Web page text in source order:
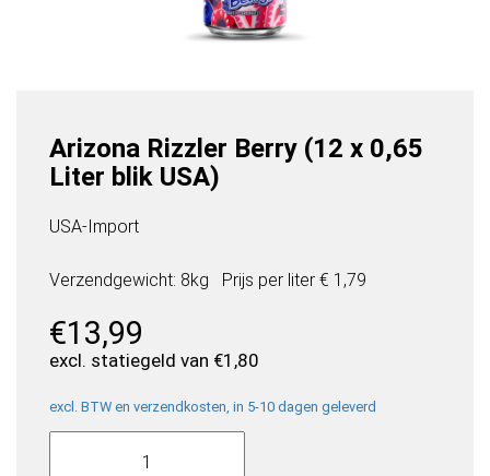
Arizona Rizzler Berry (12 x 0,65
Liter blik USA)
USA-Import
Verzendgewicht: 8kg Prijs per liter € 1,79
€13,99
excl. statiegeld van €1,80
excl. BTW en verzendkosten, in 5-10 dagen geleverd
Arizona